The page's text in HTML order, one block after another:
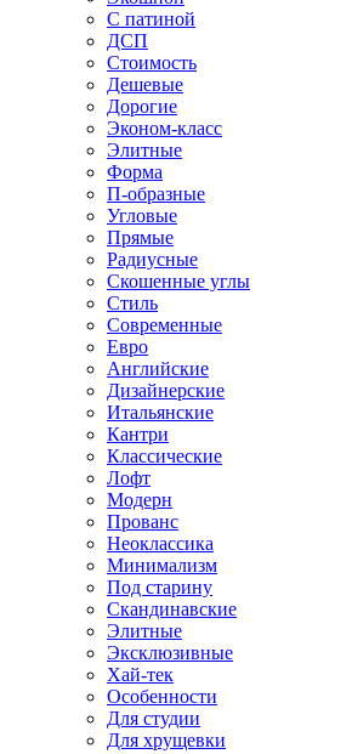
С патиной
ДСП
Стоимость
Дешевые
Дорогие
Эконом-класс
Элитные
Форма
П-образные
Угловые
Прямые
Радиусные
Скошенные углы
Стиль
Современные
Евро
Английские
Дизайнерские
Итальянские
Кантри
Классические
Лофт
Модерн
Прованс
Неоклассика
Минимализм
Под старину
Скандинавские
Элитные
Эксклюзивные
Хай-тек
Особенности
Для студии
Для хрущевки